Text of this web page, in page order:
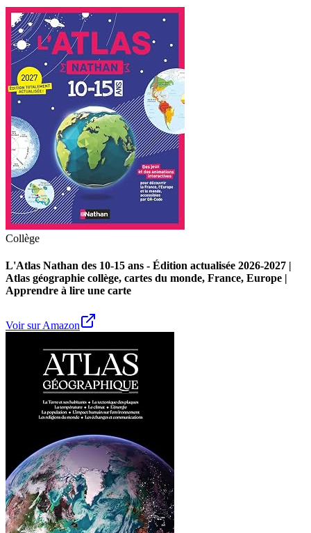
Collège
L'Atlas Nathan des 10-15 ans - Édition actualisée 2026-2027 |
Atlas géographie collège, cartes du monde, France, Europe |
Apprendre à lire une carte
Voir sur Amazon